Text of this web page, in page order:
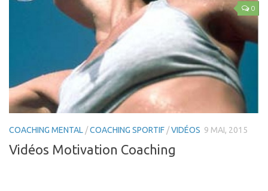
0
COACHING MENTAL /COACHING SPORTIF /VIDÉOS 9 MAI, 2015
Vidéos Motivation Coaching